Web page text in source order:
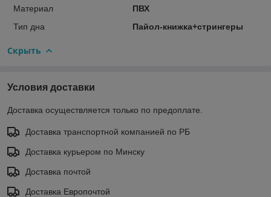
Материал
ПВХ
Тип дна
Пайол-книжка+стрингеры
Скрыть
Условия доставки
Доставка осуществляется только по предоплате.
Доставка транспортной компанией по РБ
Доставка курьером по Минску
Доставка почтой
Доставка Европочтой